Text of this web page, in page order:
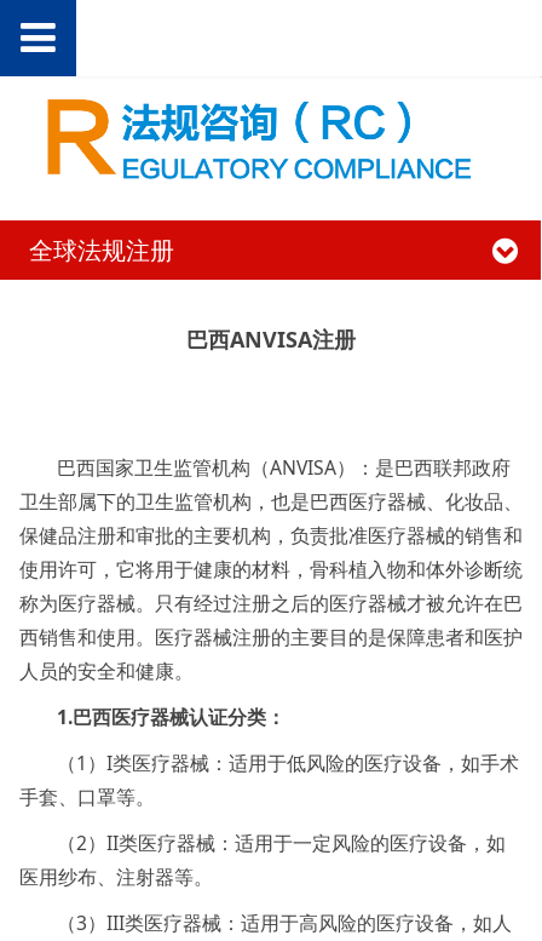
全球法规注册
巴西ANVISA注册
巴西国家卫生监管机构（ANVISA）：是巴西联邦政府
卫生部属下的卫生监管机构，也是巴西医疗器械、化妆品、
保健品注册和审批的主要机构，负责批准医疗器械的销售和
使用许可，它将用于健康的材料，骨科植入物和体外诊断统
称为医疗器械。只有经过注册之后的医疗器械才被允许在巴
西销售和使用。医疗器械注册的主要目的是保障患者和医护
人员的安全和健康。
1.巴西医疗器械认证分类：
（1）I类医疗器械：适用于低风险的医疗设备，如手术
手套、口罩等。
（2）II类医疗器械：适用于一定风险的医疗设备，如
医用纱布、注射器等。
（3）III类医疗器械：适用于高风险的医疗设备，如人